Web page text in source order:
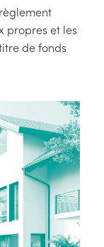
propres et les
de fonds